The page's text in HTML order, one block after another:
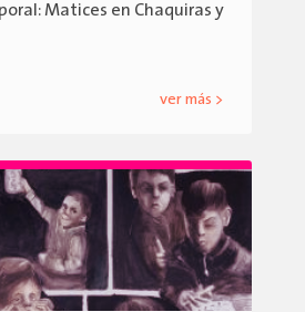
Matices en Chaquiras y
ver más >